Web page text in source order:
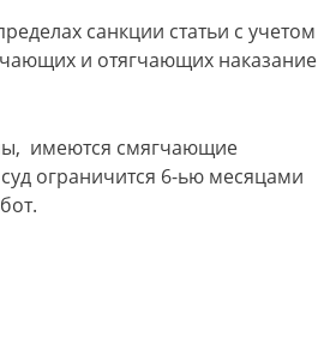
санкции статьи с учетом
и отягчающих наказание
имеются смягчающие
ограничится 6-ью месяцами